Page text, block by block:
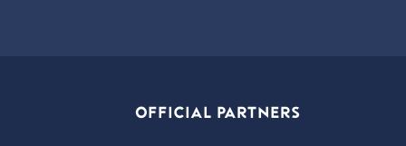
OFFICIAL PARTNERS